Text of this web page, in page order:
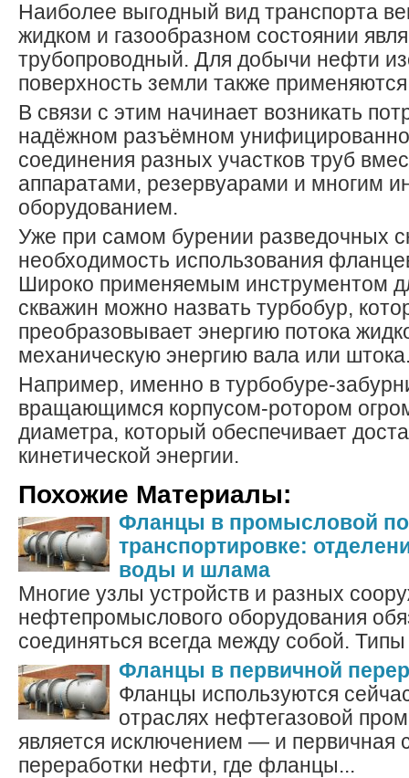
Наиболее выгодный вид транспорта
жидком и газообразном состоянии
трубопроводный. Для добычи нефти
поверхность земли также
В связи с этим начинает возникать
надёжном разъёмном
соединения разных участков труб
аппаратами, резервуарами и многим
оборудованием.
Уже при самом бурении разведочных
необходимость использования
Широко применяемым инструментом
скважин можно назвать турбобур,
преобразовывает энергию потока
механическую энергию вала или
Например, именно в турбобуре-
вращающимся корпусом-ротором
диаметра, который обеспечивает
кинетической энергии.
Похожие Материалы:
Фланцы в промысловой
транспортировке:
воды и шлама
Многие узлы устройств и разных
нефтепромыслового оборудования
соединяться всегда между собой.
Фланцы в первичной
Фланцы используются
отраслях нефтегазовой
является исключением — и первичная
переработки нефти, где фланцы...